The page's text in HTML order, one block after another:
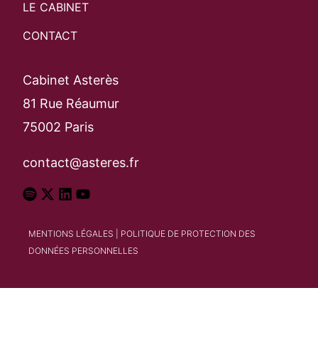
LE CABINET
CONTACT
Cabinet Asterès
81 Rue Réaumur
75002 Paris
contact@asteres.fr
MENTIONS LÉGALES
POLITIQUE DE PROTECTION DES
DONNÉES PERSONNELLES